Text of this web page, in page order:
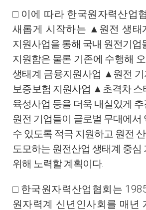
□ 이에 따라 한국원자력산업
새롭게 시작하는 ▲ 원전 생 태
지원사업을 통해 국내 원전기업
지원함은 물론 기존에 수행해
생태계 금융지원사업 ▲ 원전
보증보험 지원사업 ▲ 초격차 스
육성사업 등을 더욱 내실있게
원전 기업들이 글로벌 무대에서
수 있도록 적극 지원하고 원전
도모하는 원전산업 생태계 중심
위해 노력할 계획이다.
□ 한국원자력산업협회는
원자력계 신년인사회를 매년